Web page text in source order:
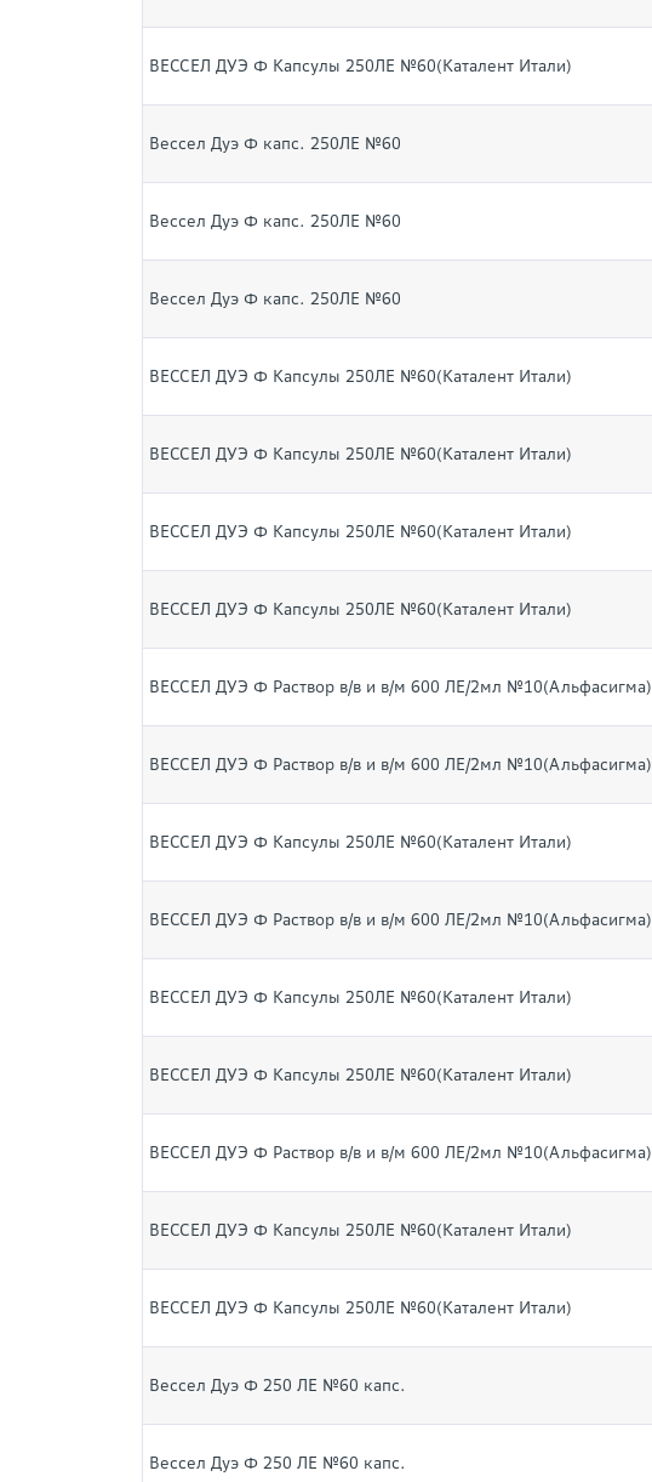
ВЕССЕЛ ДУЭ Ф Капсулы 250ЛЕ №60(Каталент Итали)
Вессел Дуэ Ф капс. 250ЛЕ №60
Вессел Дуэ Ф капс. 250ЛЕ №60
Вессел Дуэ Ф капс. 250ЛЕ №60
ВЕССЕЛ ДУЭ Ф Капсулы 250ЛЕ №60(Каталент Итали)
ВЕССЕЛ ДУЭ Ф Капсулы 250ЛЕ №60(Каталент Итали)
ВЕССЕЛ ДУЭ Ф Капсулы 250ЛЕ №60(Каталент Итали)
ВЕССЕЛ ДУЭ Ф Капсулы 250ЛЕ №60(Каталент Итали)
ВЕССЕЛ ДУЭ Ф Раствор в/в и в/м 600 ЛЕ/2мл №10(Альфасигма)
ВЕССЕЛ ДУЭ Ф Раствор в/в и в/м 600 ЛЕ/2мл №10(Альфасигма)
ВЕССЕЛ ДУЭ Ф Капсулы 250ЛЕ №60(Каталент Итали)
ВЕССЕЛ ДУЭ Ф Раствор в/в и в/м 600 ЛЕ/2мл №10(Альфасигма)
ВЕССЕЛ ДУЭ Ф Капсулы 250ЛЕ №60(Каталент Итали)
ВЕССЕЛ ДУЭ Ф Капсулы 250ЛЕ №60(Каталент Итали)
ВЕССЕЛ ДУЭ Ф Раствор в/в и в/м 600 ЛЕ/2мл №10(Альфасигма)
ВЕССЕЛ ДУЭ Ф Капсулы 250ЛЕ №60(Каталент Итали)
ВЕССЕЛ ДУЭ Ф Капсулы 250ЛЕ №60(Каталент Итали)
Вессел Дуэ Ф 250 ЛЕ №60 капс.
Вессел Дуэ Ф 250 ЛЕ №60 капс.